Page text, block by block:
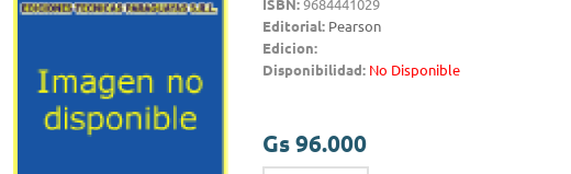
ISBN:9684441029
Editorial: Pearson
Edicion:
Disponibilidad: No Disponible
Gs 96.000